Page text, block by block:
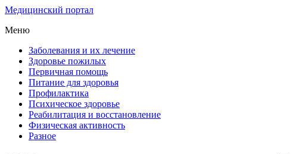
Медицинский портал
Меню
Заболевания и их лечение
Здоровье пожилых
Первичная помощь
Питание для здоровья
Профилактика
Психическое здоровье
Реабилитация и восстановление
Физическая активность
Разное